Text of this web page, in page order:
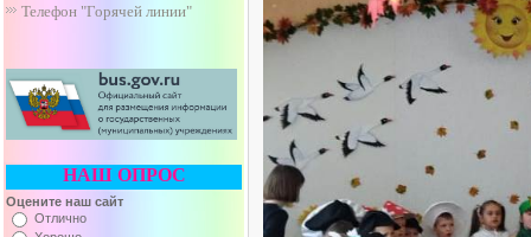
Телефон "Горячей линии"
НАШ ОПРОС
Оцените наш сайт
Отлично